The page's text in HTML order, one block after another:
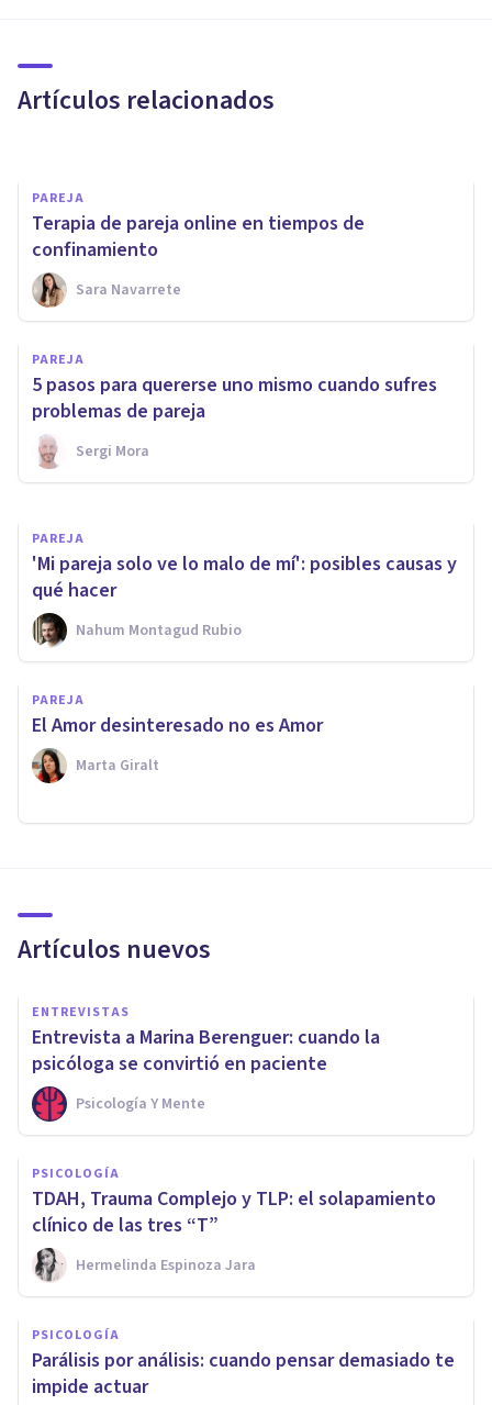
Artículos relacionados
pareja?
PAREJA
Terapia de pareja online en tiempos de
confinamiento
Sara Navarrete
PAREJA
5 pasos para quererse uno mismo cuando sufres
problemas de pareja
Sergi Mora
PAREJA
Mi pareja no quiere a mi
familia: posibles causas y qué
hacer
Laura Ruiz Mitjana
PAREJA
'Mi pareja solo ve lo malo de mí': posibles causas y
qué hacer
Nahum Montagud Rubio
PAREJA
El Amor desinteresado no es Amor
Marta Giralt
Artículos nuevos
ENTREVISTAS
Entrevista a Marina Berenguer: cuando la
psicóloga se convirtió en paciente
Psicología Y Mente
PSICOLOGÍA
TDAH, Trauma Complejo y TLP: el solapamiento
clínico de las tres “T”
Hermelinda Espinoza Jara
PSICOLOGÍA
Parálisis por análisis: cuando pensar demasiado te
impide actuar